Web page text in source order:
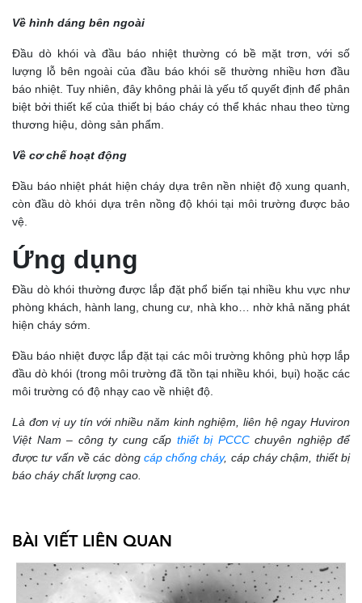
Về hình dáng bên ngoài
Đầu dò khói và đầu báo nhiệt thường có bề mặt trơn, với số
lượng lỗ bên ngoài của đầu báo khói sẽ thường nhiều hơn đầu
báo nhiệt. Tuy nhiên, đây không phải là yếu tố quyết định để phân
biệt bởi thiết kế của thiết bị báo cháy có thể khác nhau theo từng
thương hiệu, dòng sản phẩm.
Về cơ chế hoạt động
Đầu báo nhiệt phát hiện cháy dựa trên nền nhiệt độ xung quanh,
còn đầu dò khói dựa trên nồng độ khói tại môi trường được bảo
vệ.
Ứng dụng
Đầu dò khói thường được lắp đặt phổ biến tại nhiều khu vực như
phòng khách, hành lang, chung cư, nhà kho… nhờ khả năng phát
hiện cháy sớm.
Đầu báo nhiệt được lắp đặt tại các môi trường không phù hợp lắp
đầu dò khói (trong môi trường đã tồn tại nhiều khói, bụi) hoặc các
môi trường có độ nhạy cao về nhiệt độ.
Là đơn vị uy tín với nhiều năm kinh nghiệm, liên hệ ngay Huviron
Việt Nam – công ty cung cấp thiết bị PCCCchuyên nghiệp để
được tư vấn về các dòng cáp chống cháy, cáp cháy chậm, thiết bị
báo cháy chất lượng cao.
BÀI VIẾT LIÊN QUAN